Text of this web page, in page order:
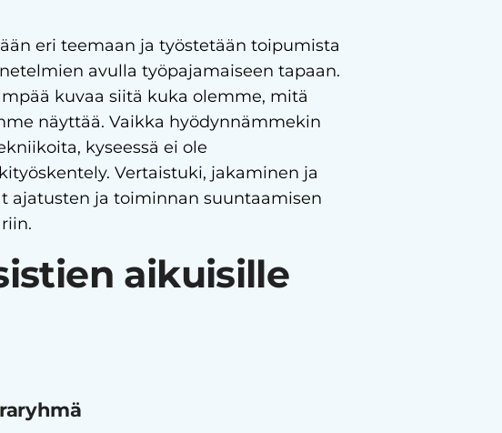
eri teemaan ja työstetään toipumista
avulla työpajamaiseen tapaan.
kuvaa siitä kuka olemme, mitä
näyttää. Vaikka hyödynnämmekin
kyseessä ei ole
Vertaistuki, jakaminen ja
ajatusten ja toiminnan suuntaamisen
aikuisille